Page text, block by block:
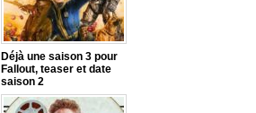
Déjà une saison 3 pour
Fallout, teaser et date
saison 2